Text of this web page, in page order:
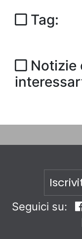
Tag:
Notizie
Seguici su: